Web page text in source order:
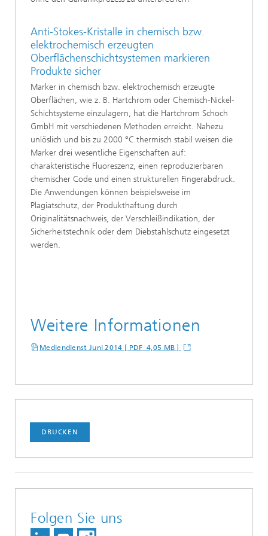
Anti-Stokes-Kristalle in chemisch bzw.
elektrochemisch erzeugten
Oberflächenschichtsystemen markieren
Produkte sicher
Marker in chemisch bzw. elektrochemisch erzeugte
Oberflächen, wie z. B. Hartchrom oder Chemisch-Nickel-
Schichtsysteme einzulagern, hat die Hartchrom Schoch
GmbH mit verschiedenen Methoden erreicht. Nahezu
unlöslich und bis zu 2000 °C thermisch stabil weisen die
Marker drei wesentliche Eigenschaften auf:
charakteristische Fluoreszenz, einen reproduzierbaren
chemischer Code und einen strukturellen Fingerabdruck.
Die Anwendungen können beispielsweise im
Plagiatschutz, der Produkthaftung durch
Originalitätsnachweis, der Verschleißindikation, der
Sicherheitstechnik oder dem Diebstahlschutz eingesetzt
werden.
Weitere Informationen
Mediendienst Juni 2014 [ PDF 4,05 MB ]
DRUCKEN
Folgen Sie uns